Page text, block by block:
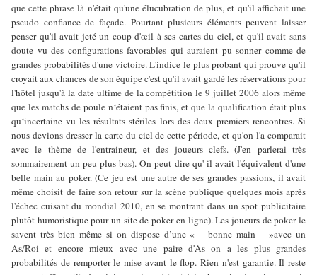
que cette phrase là n'était qu'une élucubration de plus, et qu'il affichait une
pseudo confiance de façade. Pourtant plusieurs éléments peuvent laisser
penser qu'il avait jeté un coup d'œil à ses cartes du ciel, et qu'il avait sans
doute vu des configurations favorables qui auraient pu sonner comme de
grandes probabilités d'une victoire. L'indice le plus probant qui prouve qu'il
croyait aux chances de son équipe c'est qu'il avait gardé les réservations pour
l'hôtel jusqu'à la date ultime de la compétition le 9 juillet 2006 alors même
que les matchs de poule n‘étaient pas finis, et que la qualification était plus
qu‘incertaine vu les résultats stériles lors des deux premiers rencontres. Si
nous devions dresser la carte du ciel de cette période, et qu'on l'a comparait
avec le thème de l'entraineur, et des joueurs clefs. (J'en parlerai très
sommairement un peu plus bas). On peut dire qu' il avait l'équivalent d'une
belle main au poker. (Ce jeu est une autre de ses grandes passions, il avait
même choisit de faire son retour sur la scène publique quelques mois après
l'échec cuisant du mondial 2010, en se montrant dans un spot publicitaire
plutôt humoristique pour un site de poker en ligne). Les joueurs de poker le
savent très bien même si on dispose d’une « bonne main »avec un
As/Roi et encore mieux avec une paire d'As on a les plus grandes
probabilités de remporter le mise avant le flop. Rien n'est garantie. Il reste